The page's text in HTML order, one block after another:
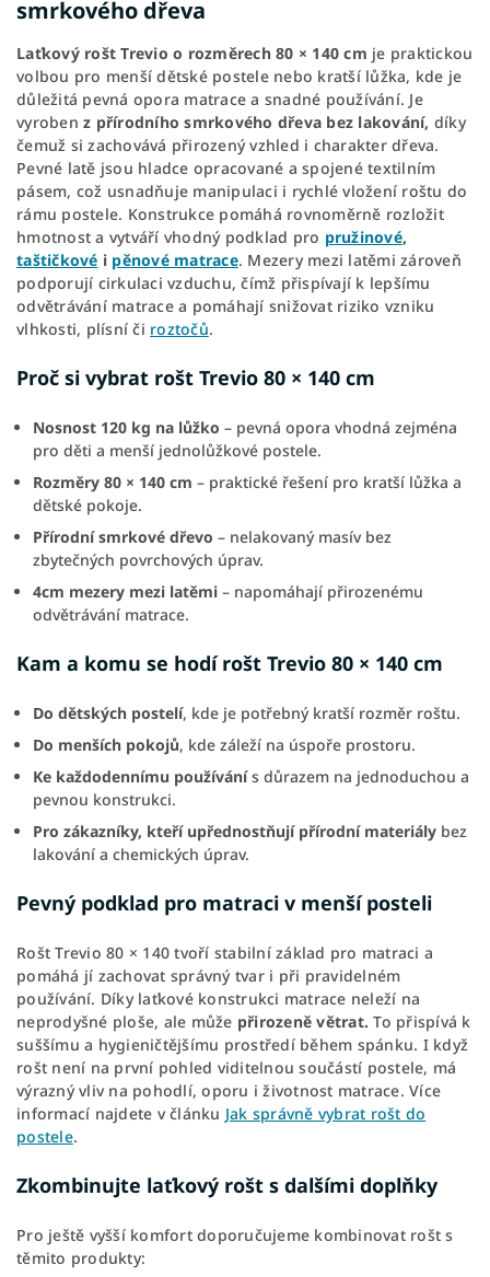
smrkového dřeva
Laťkový rošt Trevio o rozměrech 80 × 140 cm je praktickou
volbou pro menší dětské postele nebo kratší lůžka, kde je
důležitá pevná opora matrace a snadné používání. Je
vyroben z přírodního smrkového dřeva bez lakování, díky
čemuž si zachovává přirozený vzhled i charakter dřeva.
Pevné latě jsou hladce opracované a spojené textilním
pásem, což usnadňuje manipulaci i rychlé vložení roštu do
rámu postele. Konstrukce pomáhá rovnoměrně rozložit
hmotnost a vytváří vhodný podklad pro pružinové,
taštičkové i pěnové matrace. Mezery mezi latěmi zároveň
podporují cirkulaci vzduchu, čímž přispívají k lepšímu
odvětrávání matrace a pomáhají snižovat riziko vzniku
vlhkosti, plísní či roztočů.
Proč si vybrat rošt Trevio 80 × 140 cm
Nosnost 120 kg na lůžko – pevná opora vhodná zejména
pro děti a menší jednolůžkové postele.
Rozměry 80 × 140 cm – praktické řešení pro kratší lůžka a
dětské pokoje.
Přírodní smrkové dřevo – nelakovaný masív bez
zbytečných povrchových úprav.
4cm mezery mezi latěmi – napomáhají přirozenému
odvětrávání matrace.
Kam a komu se hodí rošt Trevio 80 × 140 cm
Do dětských postelí, kde je potřebný kratší rozměr roštu.
Do menších pokojů, kde záleží na úspoře prostoru.
Ke každodennímu používánís důrazem na jednoduchou a
pevnou konstrukci.
Pro zákazníky, kteří upřednostňují přírodní materiály bez
lakování a chemických úprav.
Pevný podklad pro matraci v menší posteli
Rošt Trevio 80 × 140 tvoří stabilní základ pro matraci a
pomáhá jí zachovat správný tvar i při pravidelném
používání. Díky laťkové konstrukci matrace neleží na
neprodyšné ploše, ale může přirozeně větrat.To přispívá k
suššímu a hygieničtějšímu prostředí během spánku. I když
rošt není na první pohled viditelnou součástí postele, má
výrazný vliv na pohodlí, oporu i životnost matrace. Více
informací najdete v článku Jak správně vybrat rošt do
postele.
Zkombinujte laťkový rošt s dalšími doplňky
Pro ještě vyšší komfort doporučujeme kombinovat rošt s
těmito produkty: